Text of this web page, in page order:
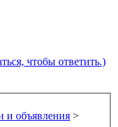
чтобы ответить.)
и объявления >